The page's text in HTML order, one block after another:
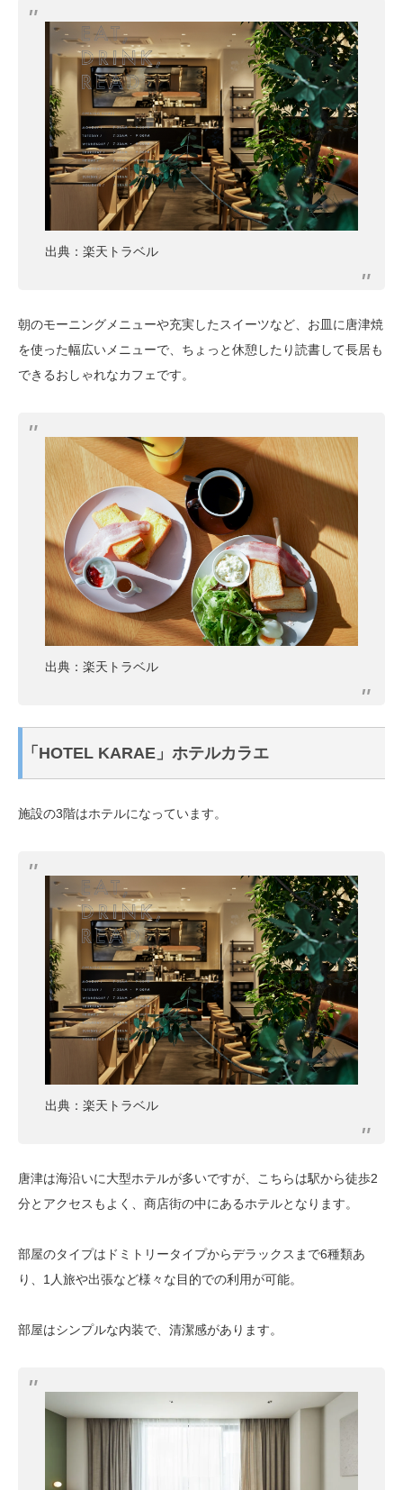
出典：楽天トラベル
朝のモーニングメニューや充実したスイーツなど、お皿に唐津焼
を使った幅広いメニューで、ちょっと休憩したり読書して長居も
できるおしゃれなカフェです。
出典：楽天トラベル
「HOTEL KARAE」ホテルカラエ
施設の3階はホテルになっています。
出典：楽天トラベル
唐津は海沿いに大型ホテルが多いですが、こちらは駅から徒歩2
分とアクセスもよく、商店街の中にあるホテルとなります。
部屋のタイプはドミトリータイプからデラックスまで6種類あ
り、1人旅や出張など様々な目的での利用が可能。
部屋はシンプルな内装で、清潔感があります。